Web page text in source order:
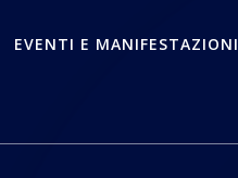
EVENTI E MANIFESTAZIONI